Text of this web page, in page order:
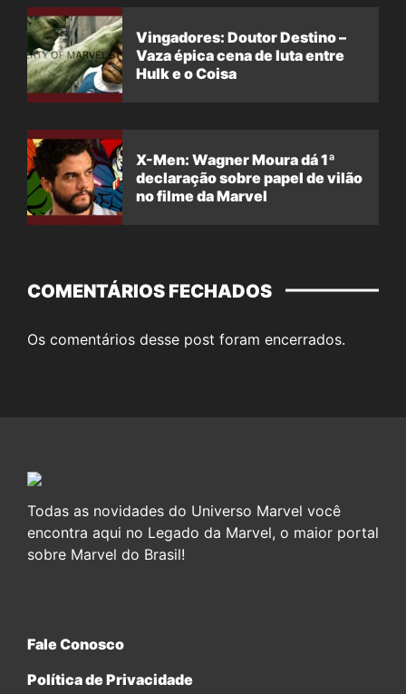
Vingadores: Doutor Destino –
Vaza épica cena de luta entre
Hulk e o Coisa
X-Men: Wagner Moura dá 1ª
declaração sobre papel de vilão
no filme da Marvel
COMENTÁRIOS FECHADOS
Os comentários desse post foram encerrados.
Todas as novidades do Universo Marvel você
encontra aqui no Legado da Marvel, o maior portal
sobre Marvel do Brasil!
Fale Conosco
Política de Privacidade